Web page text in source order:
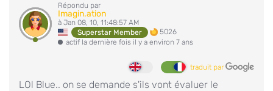
Répondu par
Imagin.ation
à Jan 08, 10, 11:48:57 AM
Superstar Member
5026
actif la dernière fois il y a environ 7 ans
traduit par
LOl Blue.. on se demande s'ils vont évaluer le